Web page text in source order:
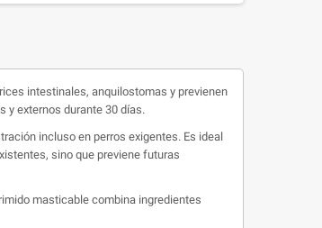
intestinales, anquilostomas y previenen
y externos durante 30 días.
incluso en perros exigentes. Es ideal
sino que previene futuras
masticable combina ingredientes